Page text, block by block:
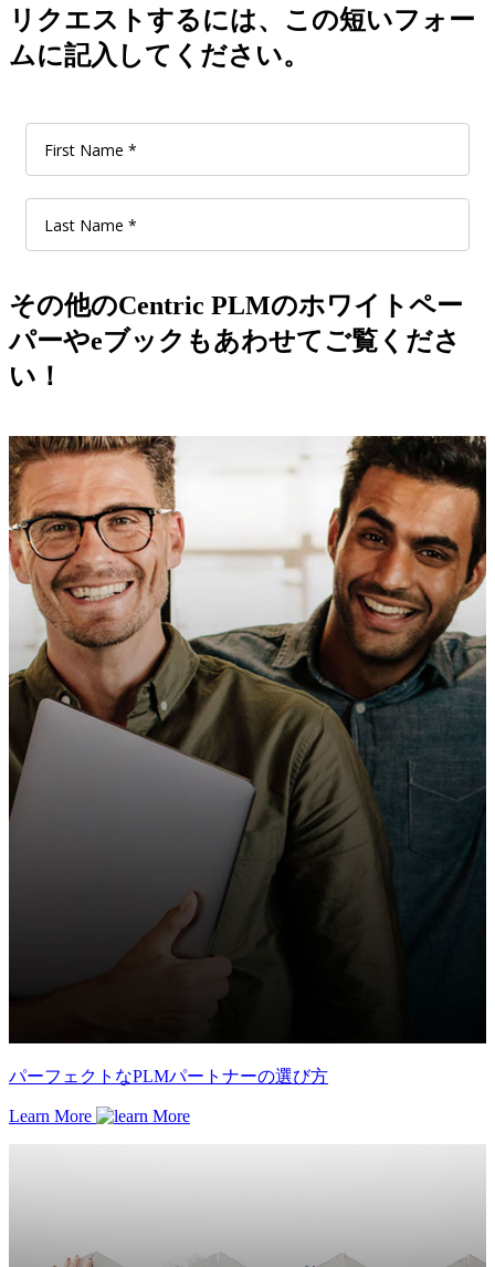
リクエストするには、この短いフォー
ムに記入してください。
その他のCentric PLMのホワイトペー
パーやeブックもあわせてご覧くださ
い！
パーフェクトなPLMパートナーの選び方
Learn More